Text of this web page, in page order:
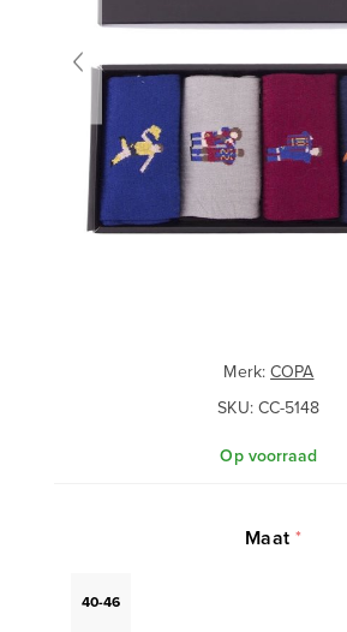
Merk:COPA
SKU: CC-5148
Op voorraad
Maat*
40-46